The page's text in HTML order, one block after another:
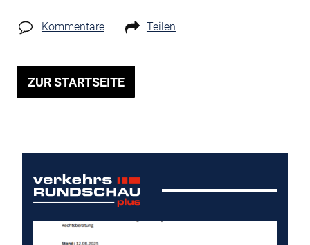
Kommentare Teilen
ZUR STARTSEITE